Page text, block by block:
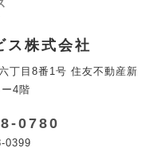
ス株式会社
丁目8番1号 住友不動産新
4階
0780
0399